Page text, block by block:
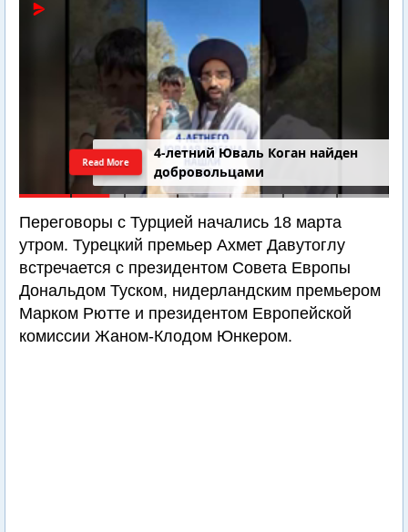
4-летний Юваль Коган найден
добровольцами
Read More
Переговоры с Турцией начались 18 марта
утром. Турецкий премьер Ахмет Давутоглу
встречается с президентом Совета Европы
Дональдом Туском, нидерландским премьером
Марком Рютте и президентом Европейской
комиссии Жаном-Клодом Юнкером.